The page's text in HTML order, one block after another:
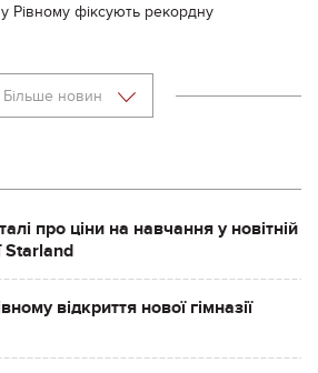
Рівному фіксують рекордну
Більше новин
про ціни на навчання у новітній
Starland
відкриття нової гімназії